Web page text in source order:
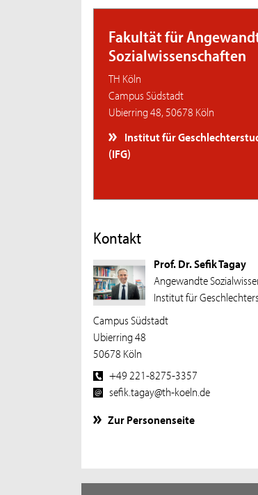
Fakultät für
Sozialwissenschaften
TH Köln
Campus Südstadt
Ubierring 48, 50678 Köln
Institut für
(IFG)
Kontakt
Prof. Dr. Sefik Tagay
Angewandte
Institut für
Campus Südstadt
Ubierring 48
50678 Köln
+49 221-8275-3357
sefik.tagay@th-koeln.de
Zur Personenseite